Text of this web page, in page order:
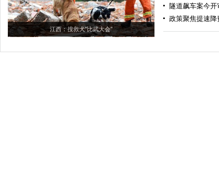
江西：搜救犬“比武大会”
隧道飙车案今
政策聚焦提速